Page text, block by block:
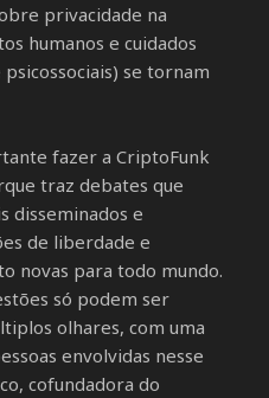
privacidade na
humanos e cuidados
se tornam
fazer a CriptoFunk
traz debates que
disseminados e
de liberdade e
novas para todo mundo.
só podem ser
olhares, com uma
envolvidas nesse
cofundadora do